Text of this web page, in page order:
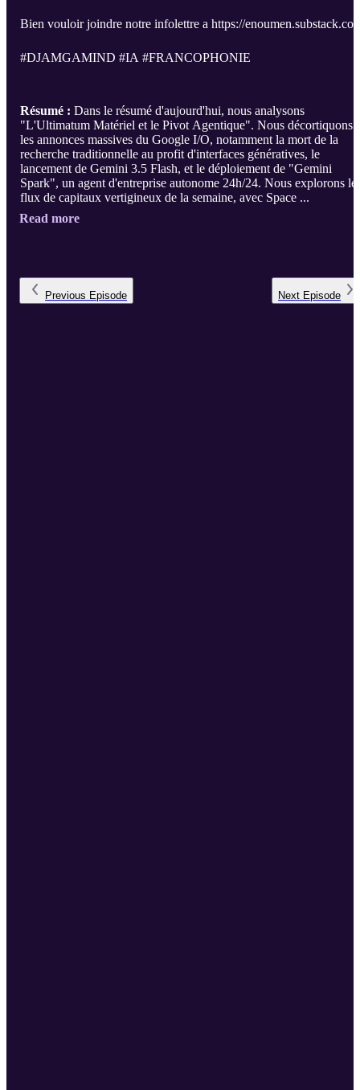
Bien vouloir joindre notre infolettre a https://
#DJAMGAMIND #IA #FRANCOPHONIE
Résumé : Dans le résumé d'aujourd'hui, nous analysons
"L'Ultimatum Matériel et le Pivot Agentique". Nous décortiquons
les annonces massives du Google I/O, notamment la mort de la
recherche traditionnelle au profit d'interfaces génératives, le
lancement de Gemini 3.5 Flash, et le déploiement de "Gemini
Spark", un agent d'entreprise autonome 24h/24. Nous explorons
flux de capitaux vertigineux de la semaine, avec Space ...
Read more
Previous Episode Next Episode